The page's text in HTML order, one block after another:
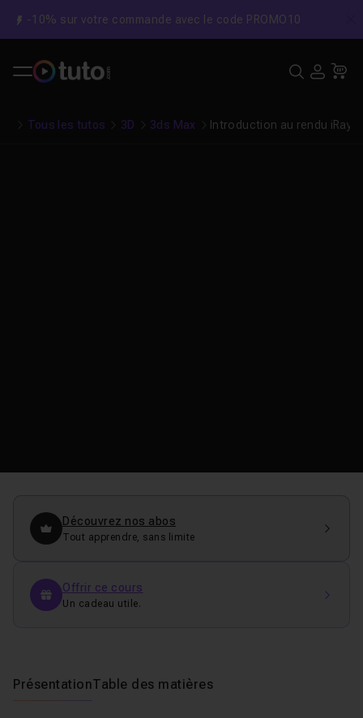
-10% sur votre commande avec le code PROMO10
Tous les tutos 3D 3ds Max Introduction au rendu iRay
Découvrez nos abos
Tout apprendre, sans limite
Offrir ce cours
Un cadeau utile.
PrésentationTable des matières